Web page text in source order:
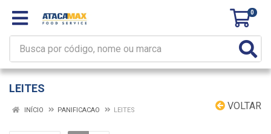
0
LEITES
VOLTAR
INÍCIO PANIFICACAO LEITES